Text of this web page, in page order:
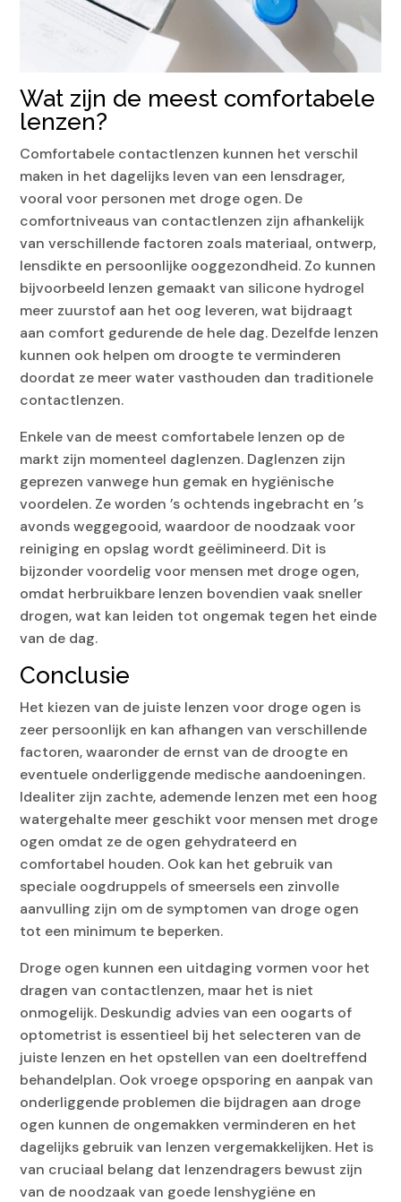
Wat zijn de meest comfortabele
lenzen?
Comfortabele contactlenzen kunnen het verschil
maken in het dagelijks leven van een lensdrager,
vooral voor personen met droge ogen. De
comfortniveaus van contactlenzen zijn afhankelijk
van verschillende factoren zoals materiaal, ontwerp,
lensdikte en persoonlijke ooggezondheid. Zo kunnen
bijvoorbeeld lenzen gemaakt van silicone hydrogel
meer zuurstof aan het oog leveren, wat bijdraagt
aan comfort gedurende de hele dag. Dezelfde lenzen
kunnen ook helpen om droogte te verminderen
doordat ze meer water vasthouden dan traditionele
contactlenzen.
Enkele van de meest comfortabele lenzen op de
markt zijn momenteel daglenzen. Daglenzen zijn
geprezen vanwege hun gemak en hygiënische
voordelen. Ze worden ’s ochtends ingebracht en ’s
avonds weggegooid, waardoor de noodzaak voor
reiniging en opslag wordt geëlimineerd. Dit is
bijzonder voordelig voor mensen met droge ogen,
omdat herbruikbare lenzen bovendien vaak sneller
drogen, wat kan leiden tot ongemak tegen het einde
van de dag.
Conclusie
Het kiezen van de juiste lenzen voor droge ogen is
zeer persoonlijk en kan afhangen van verschillende
factoren, waaronder de ernst van de droogte en
eventuele onderliggende medische aandoeningen.
Idealiter zijn zachte, ademende lenzen met een hoog
watergehalte meer geschikt voor mensen met droge
ogen omdat ze de ogen gehydrateerd en
comfortabel houden. Ook kan het gebruik van
speciale oogdruppels of smeersels een zinvolle
aanvulling zijn om de symptomen van droge ogen
tot een minimum te beperken.
Droge ogen kunnen een uitdaging vormen voor het
dragen van contactlenzen, maar het is niet
onmogelijk. Deskundig advies van een oogarts of
optometrist is essentieel bij het selecteren van de
juiste lenzen en het opstellen van een doeltreffend
behandelplan. Ook vroege opsporing en aanpak van
onderliggende problemen die bijdragen aan droge
ogen kunnen de ongemakken verminderen en het
dagelijks gebruik van lenzen vergemakkelijken. Het is
van cruciaal belang dat lenzendragers bewust zijn
van de noodzaak van goede lenshygiëne en